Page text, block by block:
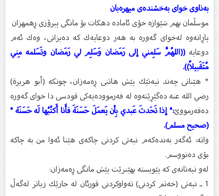
بەناوى خواى بەخشندەى میهرەبان
موسڵمان بهم شێوازه خۆى ئاماده دهكات بۆ مانگى پیرۆزى ڕهمهزان
پاڕانەوە لەخواى گەورە بە هەر دوعایەك كە دەیزانى، وەك ئەم
دوعایە((اللهُمَّ سَلِمني إلى رَمَضان وَسَلِم لي رَمَضان وتَسَلمه مِني
مُتَقَبيلاً)).
* هێنانى چەند نیەتێك پێش هاتنى ڕەمەزان، چونكە (أبو هریرة)
رضي الله عنه دەگێڕێتەوە لە فەرموودەیەكى قودسى دا خواى گەورە
دەفەرمووێ:" إذا تَحَدثَ عَبدي بِأن يَعمَلَ حَسَنَةَ فأَنا أَكتُبُها لَه حَسَنَة "
(صحيح مسلم).
واتە: ئەگەر بەندەكەم نیەتى كردنی چاكەى هێنا ئەوا من بە چاكە
بۆى دەنووسم.
لەو نیەتانەى كە پێویستە بهێنرێت پێش مانگى ڕەمەزان:
1 ـ نیەتى (خەتم كردنى) تەواوكردنى قورئان لە جارێك زیاتر لەگەڵ